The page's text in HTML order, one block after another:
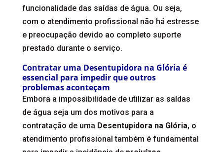
funcionalidade das saídas de água. Ou seja,
com o atendimento profissional não há estresse
e preocupação devido ao completo suporte
prestado durante o serviço.
Contratar uma Desentupidora na Glória é
essencial para impedir que outros
problemas aconteçam
Embora a impossibilidade de utilizar as saídas
de água seja um dos motivos para a
contratação de uma Desentupidora na Glória, o
atendimento profissional também é fundamental